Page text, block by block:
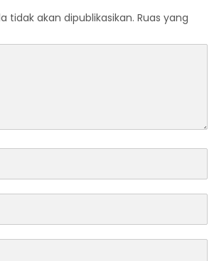
tidak akan dipublikasikan. Ruas yang